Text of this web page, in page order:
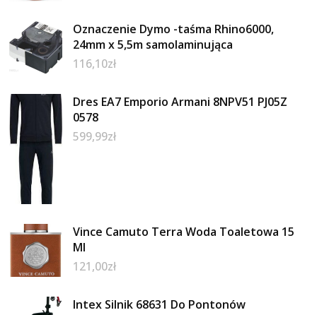
Oznaczenie Dymo -taśma Rhino6000,
24mm x 5,5m samolaminująca
116,10zł
Dres EA7 Emporio Armani 8NPV51 PJ05Z
0578
599,99zł
Vince Camuto Terra Woda Toaletowa 15
Ml
121,00zł
Intex Silnik 68631 Do Pontonów